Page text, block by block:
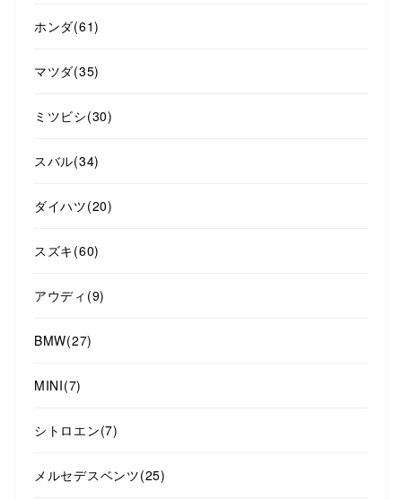
ホンダ(61)
マツダ(35)
ミツビシ(30)
スバル(34)
ダイハツ(20)
スズキ(60)
アウディ (9)
BMW(27)
MINI(7)
シトロエン(7)
メルセデスベンツ(25)